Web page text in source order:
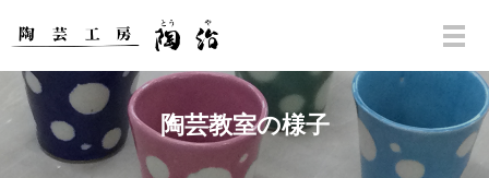
陶芸教室の様子